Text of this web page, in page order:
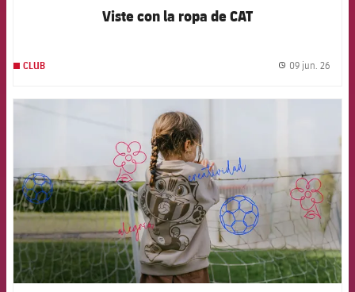
Viste con la ropa de CAT
CLUB 09 jun. 26